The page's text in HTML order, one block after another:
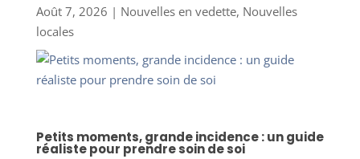
Août 7, 2026 | Nouvelles en vedette, Nouvelles
locales
Petits moments, grande incidence : un guide
réaliste pour prendre soin de soi